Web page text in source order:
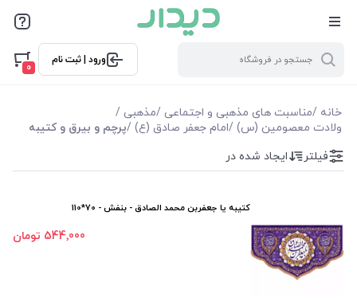
ورود | ثبت نام
0
خانه /مناسبت های مذهبی و اجتماعی /مذهبی /
ولادت معصومین (س) /امام جعفر صادق (ع) /پرچم و بیرق و کتیبه
فیلتر بر اساس قیمت
فیلترها
نمایش همه محصولات
فیلتر ایجاد شده در
کتیبه یا جعفربن محمد الصادق - بنفش - 70*110
544٬000 تومان